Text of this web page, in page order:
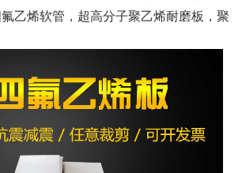
乙烯软管，超高分子聚乙烯耐磨板，聚